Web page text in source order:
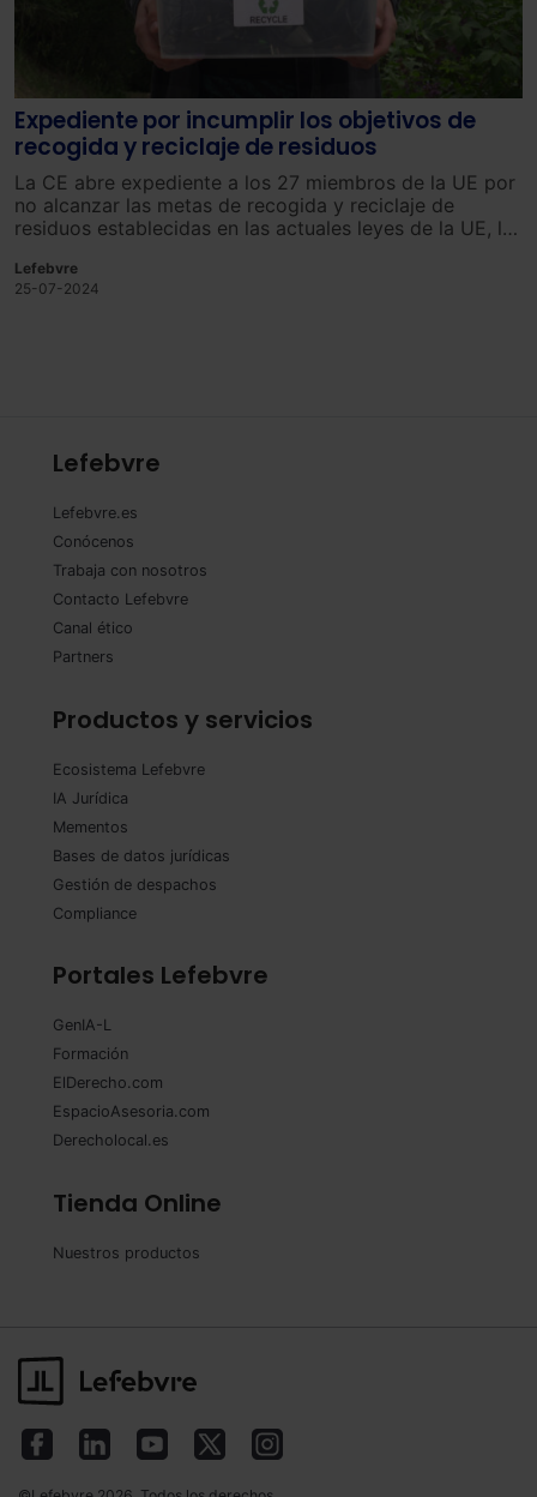
Expediente por incumplir los objetivos de
recogida y reciclaje de residuos
La CE abre expediente a los 27 miembros de la UE por
no alcanzar las metas de recogida y reciclaje de
residuos establecidas en las actuales leyes de la UE, las
gestión de residuos municipales.
Lefebvre
25-07-2024
Lefebvre
Lefebvre.es
Conócenos
Trabaja con nosotros
Contacto Lefebvre
Canal ético
Partners
Productos y servicios
Ecosistema Lefebvre
IA Jurídica
Mementos
Bases de datos jurídicas
Gestión de despachos
Compliance
Portales Lefebvre
GenIA-L
Formación
ElDerecho.com
EspacioAsesoria.com
Derecholocal.es
Tienda Online
Nuestros productos